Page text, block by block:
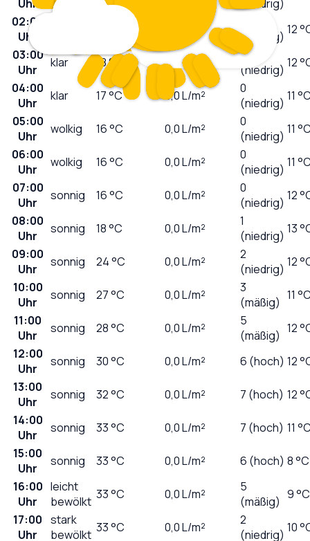
Uhr bewölkt (niedrig)
02:00
Uhr
(niedrig) 12
03:00
Uhr
klar 18°C 0,0 L/m²
0
(niedrig) 12
04:00
Uhr
klar 17°C 0,0L/m²
0
(niedrig) 11
05:00
Uhr
wolkig 16°C 0,0L/m²
0
(niedrig) 11
06:00
Uhr
wolkig 16°C 0,0L/m²
0
(niedrig) 11
07:00
Uhr
sonnig 16°C 0,0L/m²
0
(niedrig) 12
08:00
Uhr
sonnig 18°C 0,0L/m²
1
(niedrig) 13
09:00
Uhr
sonnig 24°C 0,0L/m²
2
(niedrig) 12
10:00
Uhr
sonnig 27°C 0,0L/m²
3
(mäßig) 11
11:00
Uhr
sonnig 28°C 0,0L/m²
5
(mäßig) 12
12:00
Uhr
sonnig 30°C 0,0L/m² 6 (hoch) 12
13:00
Uhr
sonnig 32°C 0,0L/m² 7 (hoch) 12
14:00
Uhr
sonnig 33°C 0,0L/m² 7 (hoch) 11
15:00
Uhr
sonnig 33°C 0,0L/m² 6 (hoch) 8 °C
16:00
Uhr
leicht
bewölkt 33°C 0,0L/m²
5
(mäßig) 9 °C
17:00
Uhr
stark
bewölkt 33°C 0,0L/m²
2
(niedrig) 10